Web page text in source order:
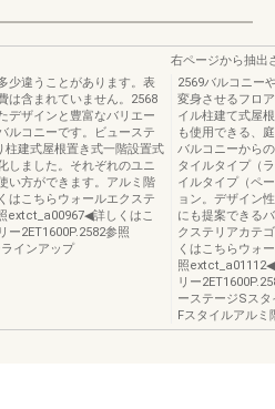
少違うことがあります。表
は含まれていません。2568
デザインと豊富なバリエー
ルコニーです。ビューステ
建式屋根置き式一階設置式
しました。それぞれのユニ
い方ができます。アルミ階
はこちらウォールエクステ
extct_a00967◀詳しくはこ
ー2ET1600P.2582参照
インアップ
右ページから抽出
2569バルコニー
変身させるフロ
イル柱建て式屋
も使用できる、
バルコニーから
タイルタイプ（
イルタイプ（ペ
ョン。デザイン
にも提案できる
クステリアカテ
くはこちらウォ
照
リー
ーステージSス
Fスタイルアルミ